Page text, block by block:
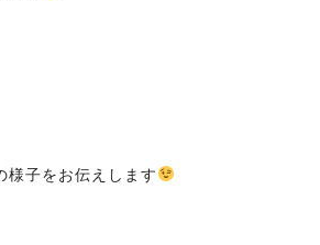
様子をお伝えします